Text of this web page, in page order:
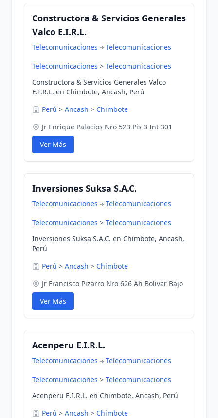
Constructora & Servicios Generales
Valco E.I.R.L.
Telecomunicaciones Telecomunicaciones
Telecomunicaciones > Telecomunicaciones
Constructora & Servicios Generales Valco
E.I.R.L. en Chimbote, Ancash, Perú
Perú > Ancash > Chimbote
Jr Enrique Palacios Nro 523 Pis 3 Int 301
Ver Más
Inversiones Suksa S.A.C.
Telecomunicaciones Telecomunicaciones
Telecomunicaciones > Telecomunicaciones
Inversiones Suksa S.A.C. en Chimbote, Ancash,
Perú
Perú > Ancash > Chimbote
Jr Francisco Pizarro Nro 626 Ah Bolivar Bajo
Ver Más
Acenperu E.I.R.L.
Telecomunicaciones Telecomunicaciones
Telecomunicaciones > Telecomunicaciones
Acenperu E.I.R.L. en Chimbote, Ancash, Perú
Perú > Ancash > Chimbote